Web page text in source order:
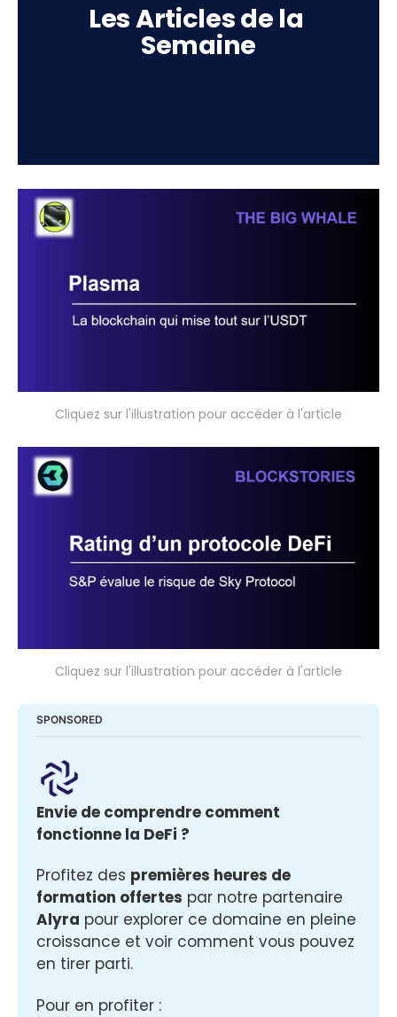
Les Articles de la
Semaine
Cliquez sur l'illustration pour accéder à l'article
Cliquez sur l'illustration pour accéder à l'article
SPONSORED
Envie de comprendre comment
fonctionne la DeFi ?
Profitez des premières heures de
formation offertes
Alyra pour explorer ce domaine en pleine
croissance et voir comment vous pouvez
en tirer parti.
Pour en profiter :